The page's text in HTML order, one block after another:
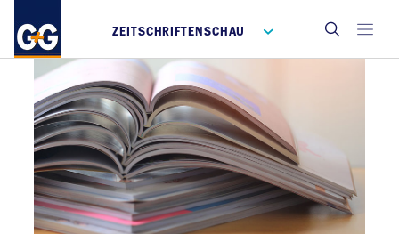
ZEITSCHRIFTENSCHAU